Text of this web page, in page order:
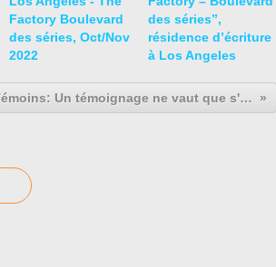
Factory Boulevard
des séries, Oct/Nov
2022
des séries’’,
résidence d’écriture
à Los Angeles
Les Témoins: Un témoignage ne vaut que s'il est entendu